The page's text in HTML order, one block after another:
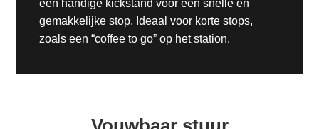
een handige kickstand voor een snelle en
gemakkelijke stop. Ideaal voor korte stops,
zoals een “coffee to go” op het station.